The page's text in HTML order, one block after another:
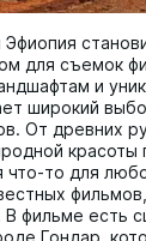
для съемок
и
широкий
От древних
красоты
что-то для
В фильме есть
Гондар,